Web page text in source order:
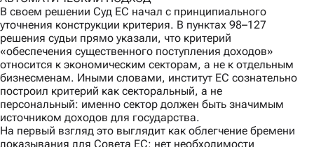
В своем решении Суд ЕС начал с принципиального
уточнения конструкции критерия. В пунктах 98–127
решения судьи прямо указали, что критерий
«обеспечения существенного поступления доходов»
относится к экономическим секторам, а не к отдельным
бизнесменам. Иными словами, институт ЕС сознательно
построил критерий как секторальный, а не
персональный: именно сектор должен быть значимым
источником доходов для государства.
На первый взгляд это выглядит как облегчение бремени
доказывания для Совета ЕС: нет необходимости